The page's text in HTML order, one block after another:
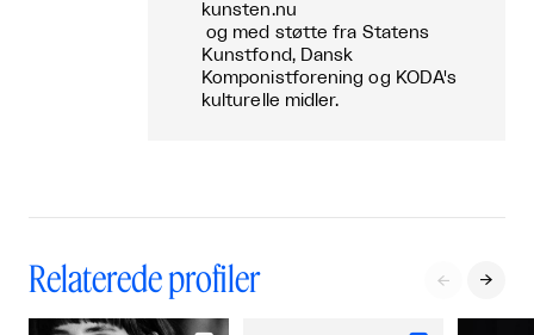
kunsten.nu
og med støtte fra Statens
Kunstfond, Dansk
Komponistforening og KODA's
kulturelle midler.
Relaterede profiler  